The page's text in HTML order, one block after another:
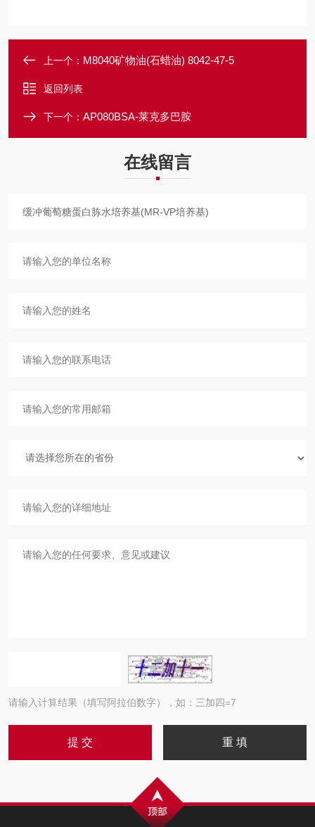
上一个： M8040矿物油(石蜡油) 8042-47-5
返回列表
下一个： AP080BSA-莱克多巴胺
在线留言
请输入计算结果（填写阿拉伯数字），如：三加四=7